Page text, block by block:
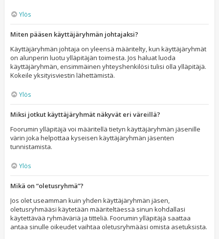
Ylös
Miten pääsen käyttäjäryhmän johtajaksi?
Käyttäjäryhmän johtaja on yleensä määritelty, kun käyttäjäryhmät
on alunperin luotu ylläpitäjän toimesta. Jos haluat luoda
käyttäjäryhmän, ensimmäinen yhteyshenkilösi tulisi olla ylläpitäjä.
Kokeile yksityisviestin lähettämistä.
Ylös
Miksi jotkut käyttäjäryhmät näkyvät eri väreillä?
Foorumin ylläpitäjä voi määritellä tietyn käyttäjäryhmän jäsenille
värin joka helpottaa kyseisen käyttäjäryhmän jäsenten
tunnistamista.
Ylös
Mikä on “oletusryhmä”?
Jos olet useamman kuin yhden käyttäjäryhmän jäsen,
oletusryhmääsi käytetään määriteltäessä sinun kohdallasi
käytettävää ryhmäväriä ja titteliä. Foorumin ylläpitäjä saattaa
antaa sinulle oikeudet vaihtaa oletusryhmääsi omista asetuksista.